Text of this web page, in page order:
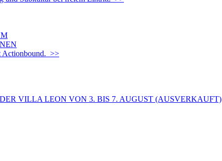
Actionbound. >>
VILLA LEON VON 3. BIS 7. AUGUST (AUSVERKAUFT)